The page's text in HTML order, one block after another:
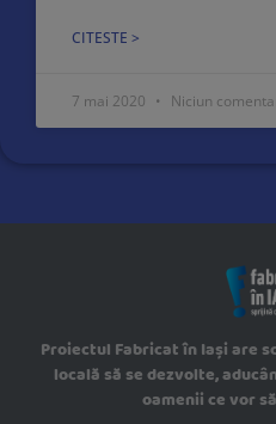
CITESTE >
7 mai 2020 Niciun
Proiectul Fabricat în Iași are
locală să se dezvolte,
oamenii ce vor